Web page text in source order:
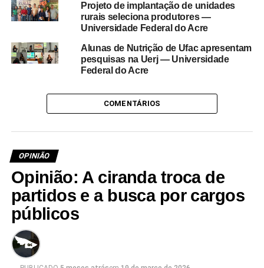
Projeto de implantação de unidades
rurais seleciona produtores —
Universidade Federal do Acre
Alunas de Nutrição de Ufac apresentam
pesquisas na Uerj — Universidade
Federal do Acre
COMENTÁRIOS
OPINIÃO
Opinião: A ciranda troca de
partidos e a busca por cargos
públicos